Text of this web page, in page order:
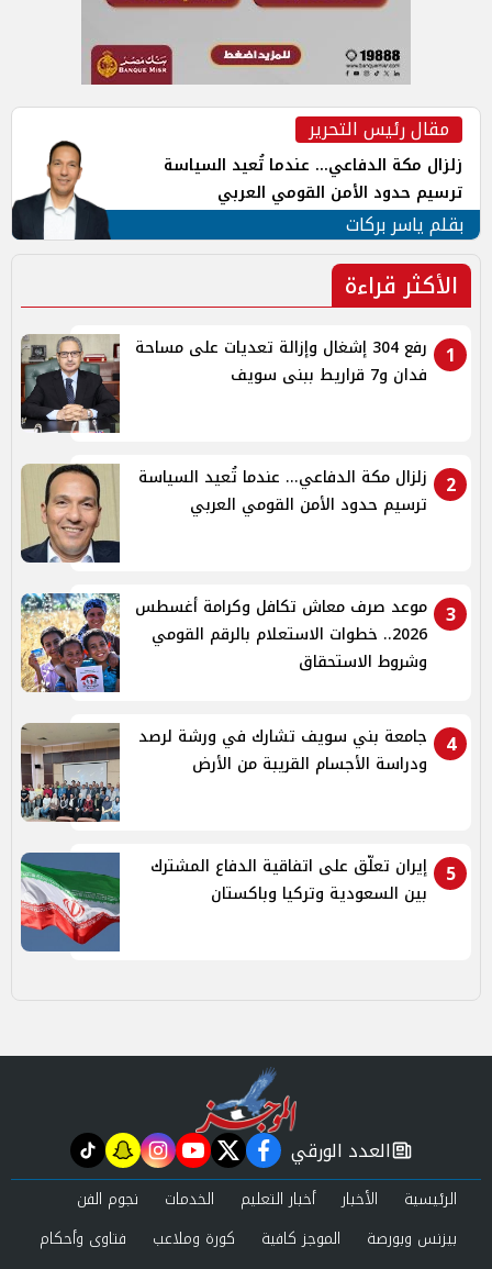
مقال رئيس التحرير
زلزال مكة الدفاعي... عندما تُعيد السياسة
ترسيم حدود الأمن القومي العربي
بقلم ياسر بركات
الأكثر قراءة
1
رفع 304 إشغال وإزالة تعديات على مساحة
فدان و7 قراريط ببنى سويف
2
زلزال مكة الدفاعي... عندما تُعيد السياسة
ترسيم حدود الأمن القومي العربي
3
موعد صرف معاش تكافل وكرامة أغسطس
2026.. خطوات الاستعلام بالرقم القومي
وشروط الاستحقاق
4
جامعة بني سويف تشارك في ورشة لرصد
ودراسة الأجسام القريبة من الأرض
5
إيران تعلّق على اتفاقية الدفاع المشترك
بين السعودية وتركيا وباكستان
newspaper
العدد الورقي facebook
twitter
youtube
instagram
snapchat
tiktok
الرئيسية الأخبار أخبار التعليم الخدمات
نجوم الفن
بيزنس وبورصة
الموجز كافية كورة وملاعب
فتاوى وأحكام